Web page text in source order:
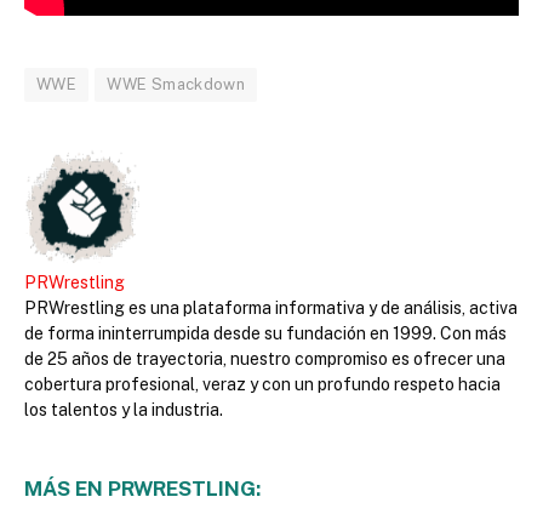
WWE WWE Smackdown
PRWrestling
PRWrestling es una plataforma informativa y de análisis, activa
de forma ininterrumpida desde su fundación en 1999. Con más
de 25 años de trayectoria, nuestro compromiso es ofrecer una
cobertura profesional, veraz y con un profundo respeto hacia
los talentos y la industria.
MÁS EN PRWRESTLING: